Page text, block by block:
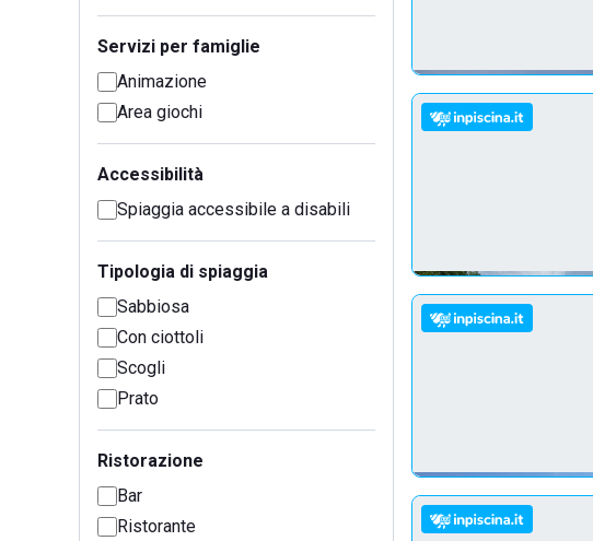
Servizi per famiglie
Animazione
Area giochi
Accessibilità
Spiaggia accessibile a disabili
Tipologia di spiaggia
Sabbiosa
Con ciottoli
Scogli
Prato
Ristorazione
Bar
Ristorante